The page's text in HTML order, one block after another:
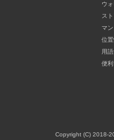
ウ
ス
マ
位
用
便
Copyright (C) 2018-